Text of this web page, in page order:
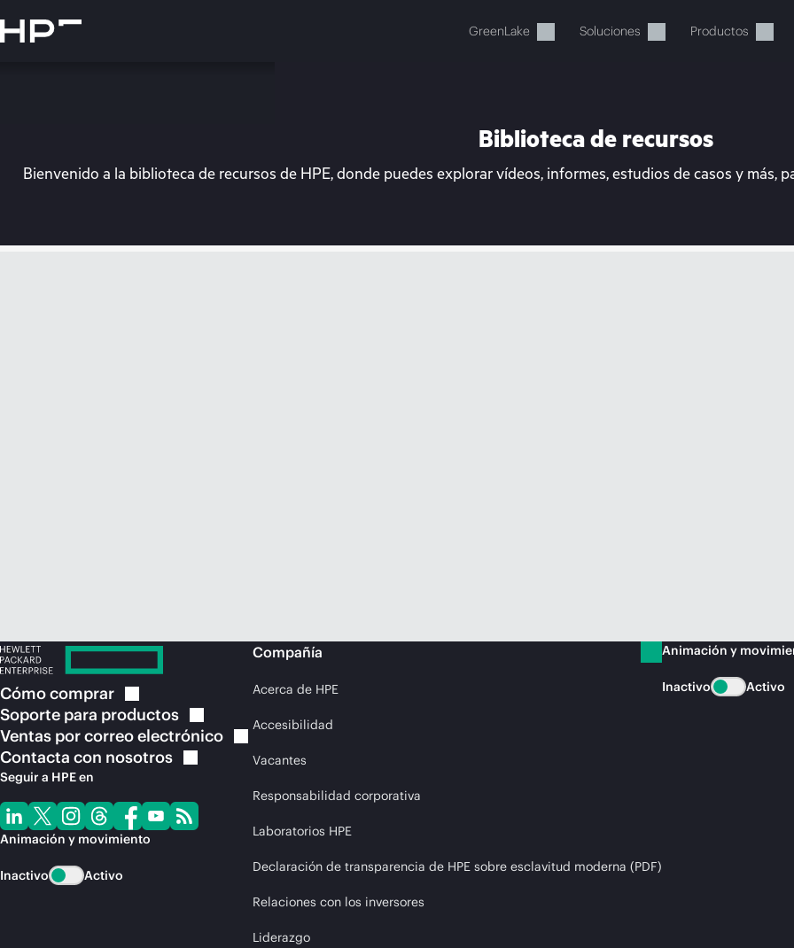
al
contenido
GreenLake Soluciones Productos
En estos momentos, tu cesta está
Biblioteca de recursos
Bienvenido a la biblioteca de recursos de HPE, donde puedes explorar vídeos, informes, estudios de casos y más,
Cómocomprar
Soporte para productos
Ventas por correoelectrónico
Contacta con nosotros
Seguir a HPE en
Animación y movimiento
Inactivo Activo
Compañía
Acerca de HPE
Accesibilidad
Vacantes
Responsabilidad corporativa
Laboratorios HPE
Declaración de transparencia de HPE sobre esclavitud moderna (PDF)
Relaciones con los inversores
Liderazgo
Animación y
Inactivo Activo